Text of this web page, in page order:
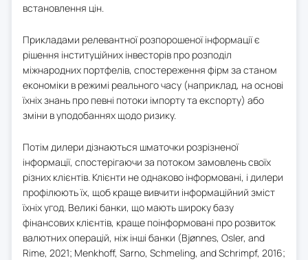
встановлення цін.
Прикладами релевантної розпорошеної інформації є
рішення інституційних інвесторів про розподіл
міжнародних портфелів, спостереження фірм за станом
економіки в режимі реального часу (наприклад, на основі
їхніх знань про певні потоки імпорту та експорту) або
зміни в уподобаннях щодо ризику.
Потім дилери дізнаються шматочки розрізненої
інформації, спостерігаючи за потоком замовлень своїх
різних клієнтів. Клієнти не однаково інформовані, і дилери
профілюють їх, щоб краще вивчити інформаційний зміст
їхніх угод. Великі банки, що мають широку базу
фінансових клієнтів, краще поінформовані про розвиток
валютних операцій, ніж інші банки (Bjønnes, Osler, and
Rime, 2021; Menkhoff, Sarno, Schmeling, and Schrimpf, 2016;